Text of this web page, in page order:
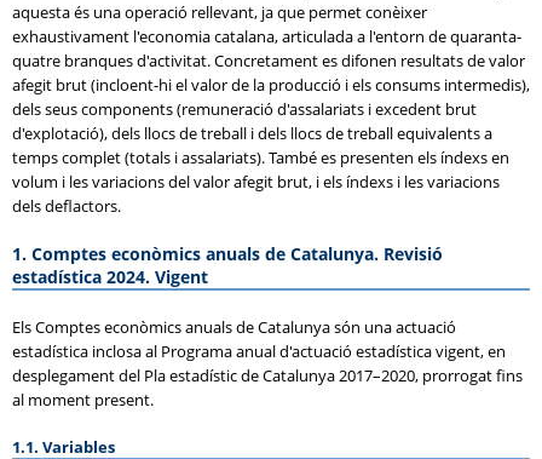
aquesta és una operació rellevant, ja que permet conèixer
exhaustivament l'economia catalana, articulada a l'entorn de quaranta-
quatre branques d'activitat. Concretament es difonen resultats de valor
afegit brut (incloent-hi el valor de la producció i els consums intermedis),
dels seus components (remuneració d'assalariats i excedent brut
d'explotació), dels llocs de treball i dels llocs de treball equivalents a
temps complet (totals i assalariats). També es presenten els índexs en
volum i les variacions del valor afegit brut, i els índexs i les variacions
dels deflactors.
1. Comptes econòmics anuals de Catalunya. Revisió
estadística 2024. Vigent
Els Comptes econòmics anuals de Catalunya són una actuació
estadística inclosa al Programa anual d'actuació estadística vigent, en
desplegament del Pla estadístic de Catalunya 2017–2020, prorrogat fins
al moment present.
1.1. Variables